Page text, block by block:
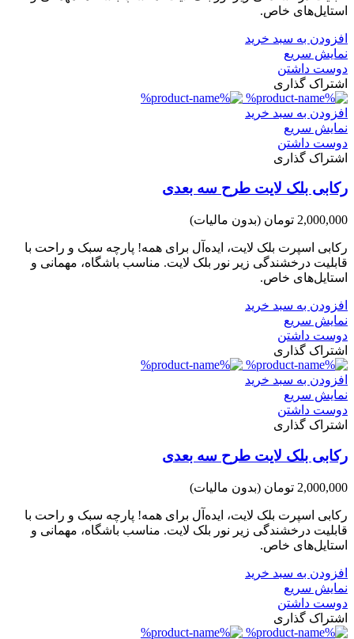
استایل‌های خاص.
افزودن به سبد خرید
نمایش سریع
دوست داشتن
اشتراک گذاری
افزودن به سبد خرید
نمایش سریع
دوست داشتن
اشتراک گذاری
رکابی بلک لایت طرح سه بعدی
2,000,000 تومان (بدون مالیات)
رکابی اسپرت بلک لایت، ایده‌آل برای همه! پارچه سبک و راحت با
قابلیت درخشندگی زیر نور بلک لایت. مناسب باشگاه، مهمانی و
استایل‌های خاص.
افزودن به سبد خرید
نمایش سریع
دوست داشتن
اشتراک گذاری
افزودن به سبد خرید
نمایش سریع
دوست داشتن
اشتراک گذاری
رکابی بلک لایت طرح سه بعدی
2,000,000 تومان (بدون مالیات)
رکابی اسپرت بلک لایت، ایده‌آل برای همه! پارچه سبک و راحت با
قابلیت درخشندگی زیر نور بلک لایت. مناسب باشگاه، مهمانی و
استایل‌های خاص.
افزودن به سبد خرید
نمایش سریع
دوست داشتن
اشتراک گذاری